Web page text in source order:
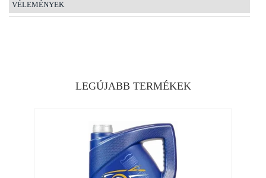
VÉLEMÉNYEK
LEGÚJABB TERMÉKEK